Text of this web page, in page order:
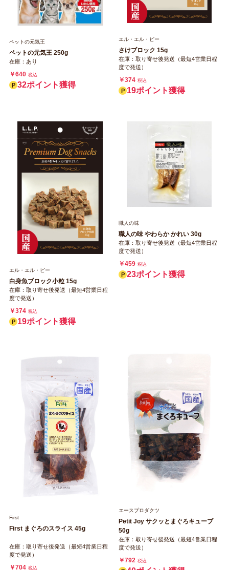
ペットの元気王
ペットの元気王 250g
在庫：あり
￥640 税込
32ポイント獲得
エル・エル・ピー
さけブロック 15g
在庫：取り寄せ後発送（最短4営業日程
度で発送）
￥374 税込
19ポイント獲得
エル・エル・ピー
白身魚ブロック小粒 15g
在庫：取り寄せ後発送（最短4営業日程
度で発送）
￥374 税込
19ポイント獲得
職人の味
職人の味 やわらか かれい 30g
在庫：取り寄せ後発送（最短4営業日程
度で発送）
￥459 税込
23ポイント獲得
First
First まぐろのスライス 45g
在庫：取り寄せ後発送（最短4営業日程
度で発送）
￥704 税込
エースプロダクツ
Petit Joy サクッとまぐろキューブ
50g
在庫：取り寄せ後発送（最短4営業日程
度で発送）
￥792 税込